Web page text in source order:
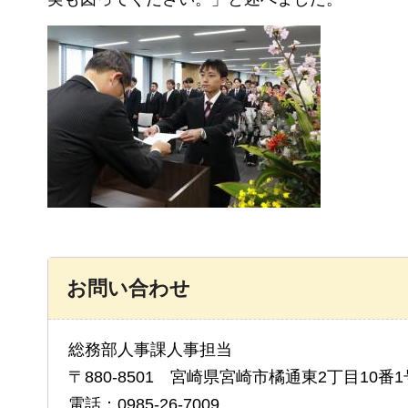
お問い合わせ
総務部人事課人事担当
〒880-8501 宮崎県宮崎市橘通東2丁目10番1